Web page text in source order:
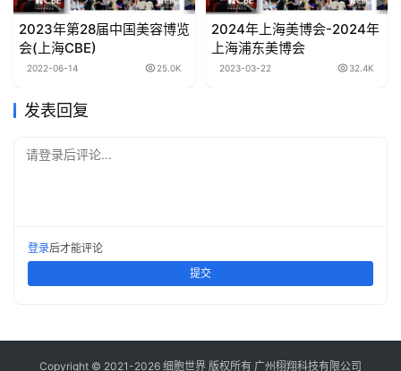
2023年第28届中国美容博览
会(上海CBE)
2022-06-14 25.0K
2024年上海美博会-2024年
上海浦东美博会
2023-03-22 32.4K
发表回复
请登录后评论...
登录后才能评论
提交
Copyright © 2021-2026 细胞世界 版权所有 广州栩翔科技有限公司